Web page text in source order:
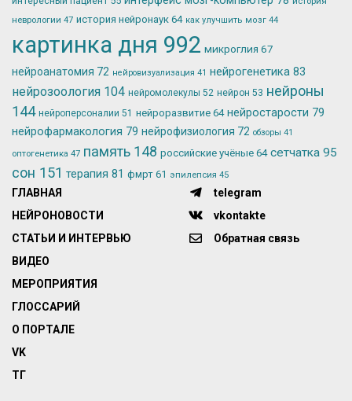
неврологии 47 история нейронаук 64 как улучшить мозг 44
картинка дня 992 микроглия 67
нейроанатомия 72 нейровизуализация 41 нейрогенетика 83
нейрозоология 104 нейромолекулы 52 нейрон 53 нейроны
144 нейроперсоналии 51 нейроразвитие 64 нейростарости 79
нейрофармакология 79 нейрофизиология 72 обзоры 41
оптогенетика 47 память 148 российские учёные 64 сетчатка 95
сон 151 терапия 81 фмрт 61 эпилепсия 45
ГЛАВНАЯ
НЕЙРОНОВОСТИ
СТАТЬИ И ИНТЕРВЬЮ
ВИДЕО
МЕРОПРИЯТИЯ
ГЛОССАРИЙ
О ПОРТАЛЕ
VK
ТГ
telegram
vkontakte
Обратная связь